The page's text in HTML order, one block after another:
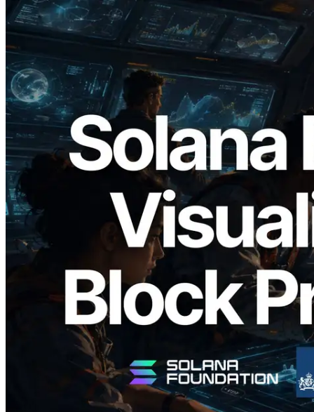
2026.05.24
Validators Solutions 发布 Solana Block
Analyzer — 以 slot 为单位可视化区块生
成时间与对应验证者